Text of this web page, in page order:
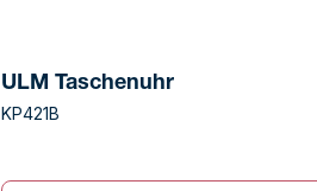
ULM Taschenuhr
KP421B